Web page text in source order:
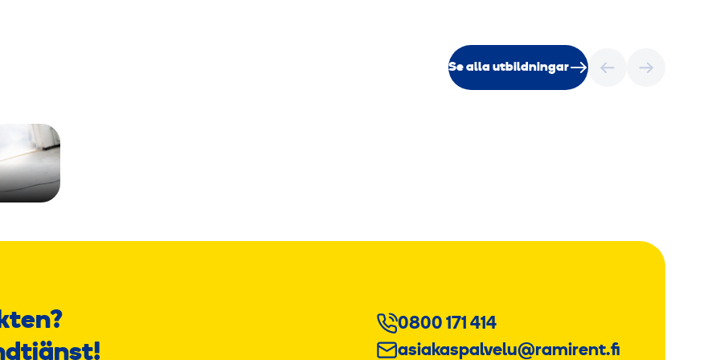
Se alla utbildningar
0800 171 414
asiakaspalvelu@ramirent.fi